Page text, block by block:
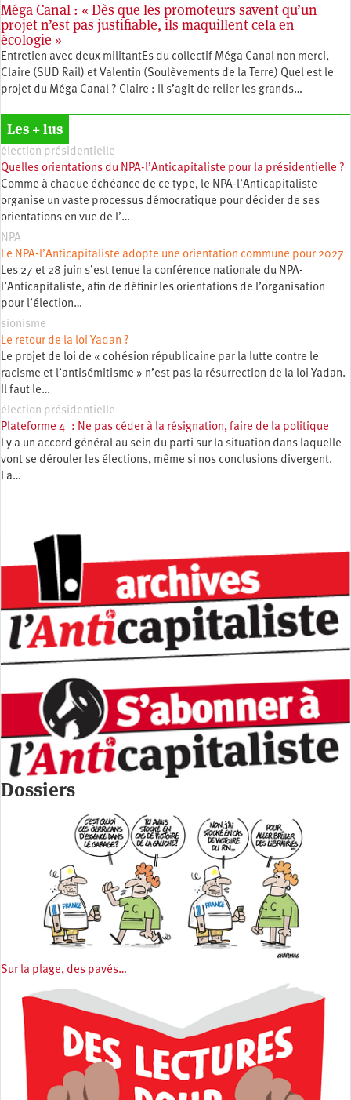
Méga Canal : « Dès que les promoteurs savent qu’un
projet n’est pas justifiable, ils maquillent cela en
écologie »
Entretien avec deux militantEs du collectif Méga Canal non merci,
Claire (SUD Rail) et Valentin (Soulèvements de la Terre) Quel est le
projet du Méga Canal ? Claire : Il s’agit de relier les grands…
Les + lus
élection présidentielle
Quelles orientations du NPA-l’Anticapitaliste pour la présidentielle ?
Comme à chaque échéance de ce type, le NPA-l’Anticapitaliste
organise un vaste processus démocratique pour décider de ses
orientations en vue de l’…
NPA
Le NPA-l’Anticapitaliste adopte une orientation commune pour 2027
Les 27 et 28 juin s’est tenue la conférence nationale du NPA-
l’Anticapitaliste, afin de définir les orientations de l’organisation
pour l’élection…
sionisme
Le retour de la loi Yadan ?
Le projet de loi de « cohésion républicaine par la lutte contre le
racisme et l’antisémitisme » n’est pas la résurrection de la loi Yadan.
Il faut le…
élection présidentielle
Plateforme 4 : Ne pas céder à la résignation, faire de la politique
l y a un accord général au sein du parti sur la situation dans laquelle
vont se dérouler les élections, même si nos conclusions divergent.
La…
Dossiers
Sur la plage, des pavés…